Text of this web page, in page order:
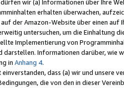
wir (a) Informationen über Ihre
erhalten überwachen,
der Amazon-Website über einen
untersuchen, um die Einhaltung
Implementierung von
Informationen darüber, wie
in Anhang 4.
dass (a) wir und
die von den in dieser